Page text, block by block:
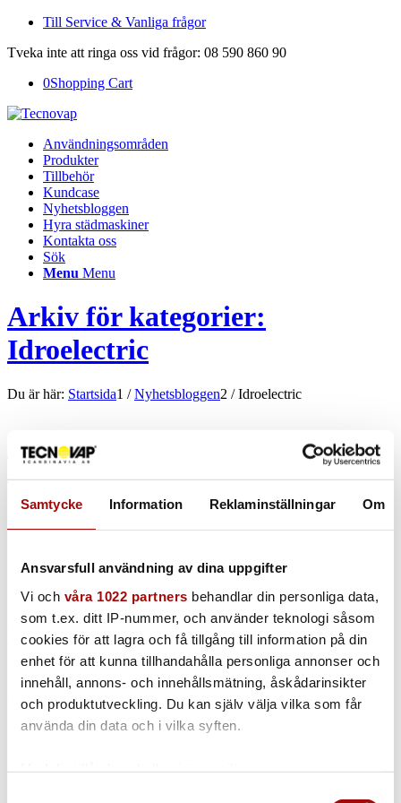
Samtycke Information Reklaminställningar Om
Ansvarsfull användning av dina uppgifter
Vi och våra 1022 partners behandlar din personliga data,
som t.ex. ditt IP-nummer, och använder teknologi såsom
cookies för att lagra och få tillgång till information på din
enhet för att kunna tillhandahålla personliga annonser och
innehåll, annons- och innehållsmätning, åskådarinsikter
och produktutveckling. Du kan själv välja vilka som får
använda din data och i vilka syften.
Till Service & Vanliga frågor
Tveka inte att ringa oss vid frågor: 08 590 860 90
0Shopping Cart
Användningsområden
Produkter
Tillbehör
Kundcase
Nyhetsbloggen
Hyra städmaskiner
Kontakta oss
Sök
Menu Menu
Arkiv för kategorier:
Idroelectric
Du är här: Startsida1 / Nyhetsbloggen2 / Idroelectric
Eluppvärmda högtryckstvättar löser en
mängd problem
Idroelectric
Som att stora mängder vatten förbrukas och nästan alltid måste
kompletteras med kemikalier. Vilket ger till följd att allt spill från
vatten och kemikalier många gånger blir både svårt och tidskrävande
att suga upp.
Läs mer
https://tecnovap.se/wp-content/uploads/2018/12/Citygross.png 584
1113 Henrik Susenbeth https://tecnovap.se/wp-
content/uploads/2017/10/tecnovap_black_300x138-300x138.png
Henrik Susenbeth
2018-12-10 20:25:42
2019-10-12
16:45:47Eluppvärmda högtryckstvättar löser en mängd problem
Kontaktinformation